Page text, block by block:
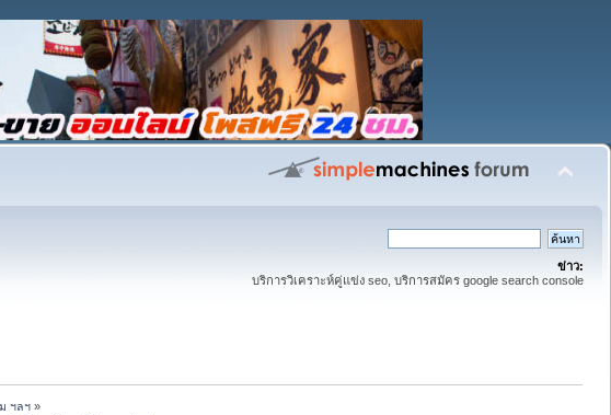
ข่าว:
บริการวิเคราะห์คู่แข่ง seo, บริการสมัคร google search console
ฯลฯ»